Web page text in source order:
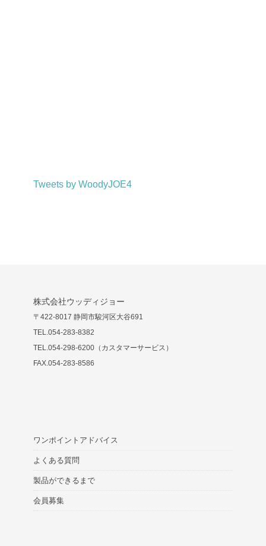
Tweets by WoodyJOE4
株式会社ウッディジョー
〒422-8017 静岡市駿河区大谷691
TEL.054-283-8382
TEL.054-298-6200（カスタマーサービス）
FAX.054-283-8586
ワンポイントアドバイス
よくある質問
製品ができるまで
会員募集